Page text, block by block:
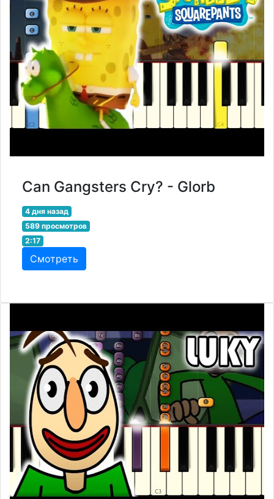
Can Gangsters Cry? - Glorb
4 дня назад
589 просмотров
2:17
Смотреть